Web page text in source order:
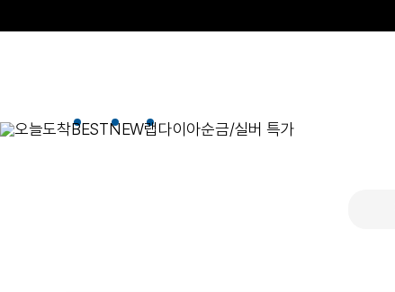
오늘도착BESTNEW랩다이아순금/실버 특가